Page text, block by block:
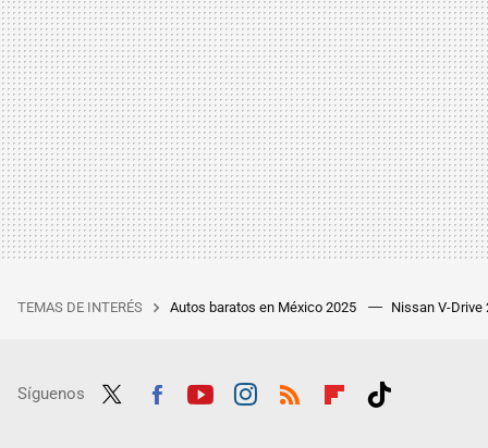
TEMAS DE INTERÉS Autos baratos en México 2025 Nissan V-Drive
Síguenos